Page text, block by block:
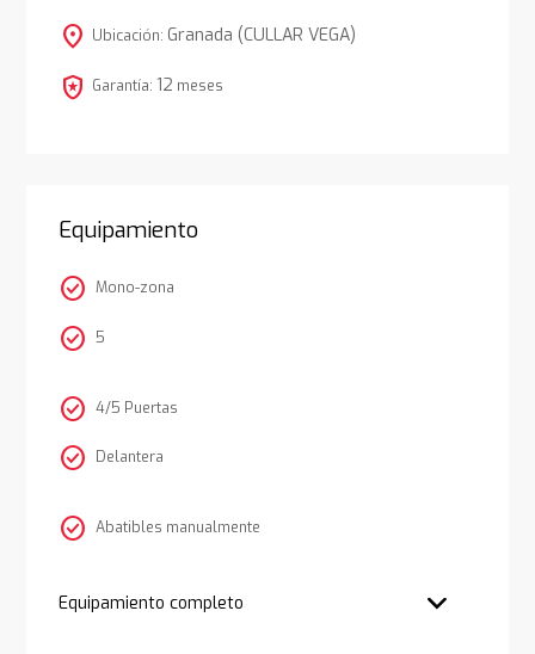
location_on Ubicación: Granada (CULLAR VEGA)
local_police Garantía: 12 meses
Equipamiento
check_circle Mono-zona
check_circle 5
check_circle 4/5 Puertas
check_circle Delantera
check_circle Abatibles manualmente
Equipamiento completo